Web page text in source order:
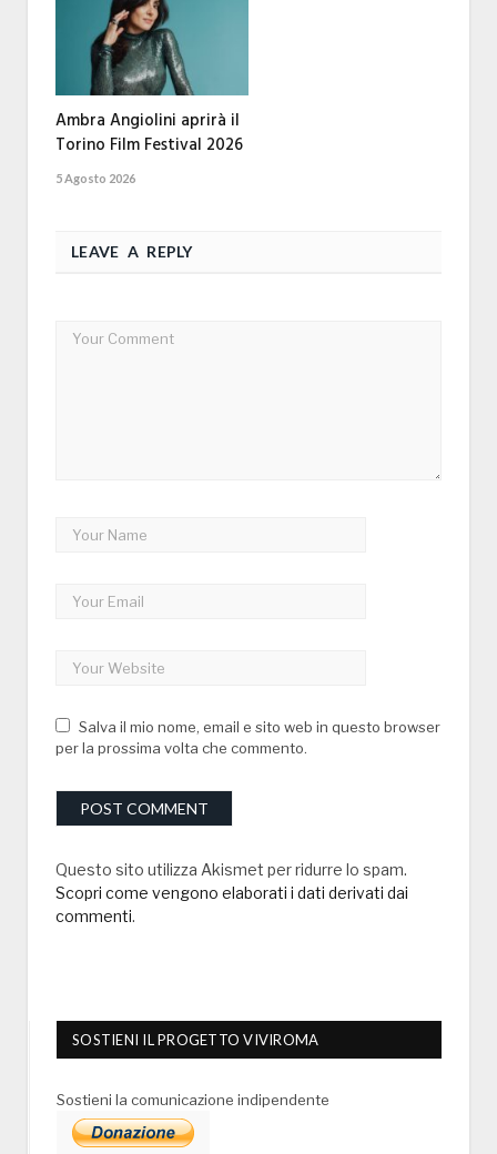
Ambra Angiolini aprirà il
Torino Film Festival 2026
5 Agosto 2026
LEAVE A REPLY
Salva il mio nome, email e sito web in questo browser
per la prossima volta che commento.
Questo sito utilizza Akismet per ridurre lo spam.
Scopri come vengono elaborati i dati derivati dai
commenti.
SOSTIENI IL PROGETTO VIVIROMA
Sostieni la comunicazione indipendente